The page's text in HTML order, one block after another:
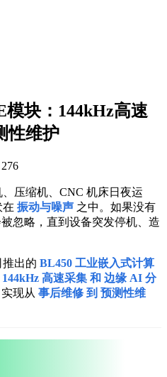
模块：144kHz高速
性维护
276
压缩机、CNC 机床日夜运
在 振动与噪声 之中。如果没有
忽略，直到设备突发停机、造
出的 BL450 工业嵌入式计算
144kHz 高速采集 和 边缘 AI 分
现从 事后维修 到 预测性维